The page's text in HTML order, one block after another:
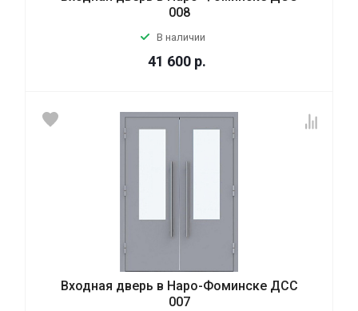
008
В наличии
41 600 р.
Входная дверь в Наро-Фоминске ДСС
007